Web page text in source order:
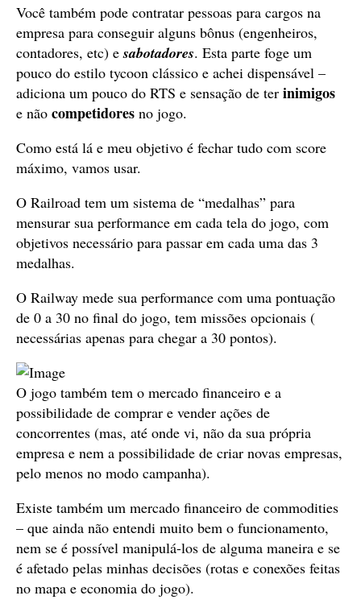
Você também pode contratar pessoas para cargos na
empresa para conseguir alguns bônus (engenheiros,
contadores, etc) esabotadores. Esta parte foge um
pouco do estilo tycoon clássico e achei dispensável –
adiciona um pouco do RTS e sensação de ter inimigos
e não competidores no jogo.
Como está lá e meu objetivo é fechar tudo com score
máximo, vamos usar.
O Railroad tem um sistema de “medalhas” para
mensurar sua performance em cada tela do jogo, com
objetivos necessário para passar em cada uma das 3
medalhas.
O Railway mede sua performance com uma pontuação
de 0 a 30 no final do jogo, tem missões opcionais (
necessárias apenas para chegar a 30 pontos).
O jogo também tem o mercado financeiro e a
possibilidade de comprar e vender ações de
concorrentes (mas, até onde vi, não da sua própria
empresa e nem a possibilidade de criar novas empresas,
pelo menos no modo campanha).
Existe também um mercado financeiro de commodities
– que ainda não entendi muito bem o funcionamento,
nem se é possível manipulá-los de alguma maneira e se
é afetado pelas minhas decisões (rotas e conexões feitas
no mapa e economia do jogo).